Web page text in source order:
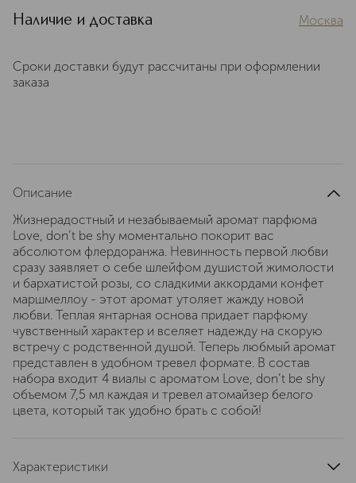
Наличие и доставка Москва
Сроки доставки будут рассчитаны при оформлении
заказа
Описание
Жизнерадостный и незабываемый аромат парфюма
Love, don’t be shy моментально покорит вас
абсолютом флердоранжа. Невинность первой любви
сразу заявляет о себе шлейфом душистой жимолости
и бархатистой розы, со сладкими аккордами конфет
маршмеллоу - этот аромат утоляет жажду новой
любви. Теплая янтарная основа придает парфюму
чувственный характер и вселяет надежду на скорую
встречу с родственной душой. Теперь любмый аромат
представлен в удобном тревел формате. В состав
набора входит 4 виалы с ароматом Love, don’t be shy
объемом 7,5 мл каждая и тревел атомайзер белого
цвета, который так удобно брать с собой!
Характеристики